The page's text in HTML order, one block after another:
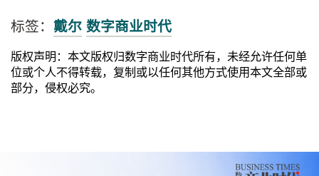
标签： 戴尔 数字商业时代
版权声明：本文版权归数字商业时代所有，未经允许任何单
位或个人不得转载，复制或以任何其他方式使用本文全部或
部分，侵权必究。